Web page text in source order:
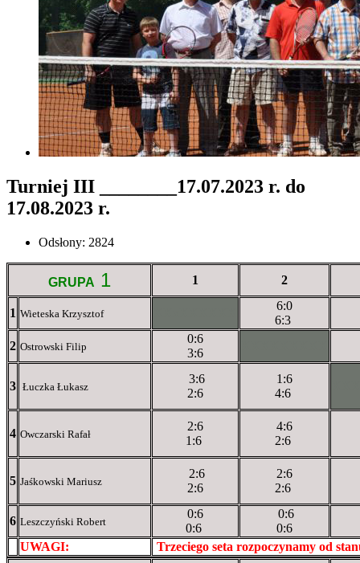
Turniej III ________17.07.2023 r. do
17.08.2023 r.
Odsłony: 2824
GRUPA 1 1 2
1 Wieteska Krzysztof
6:0
6:3
2 Ostrowski Filip
0:6
3:6
3 Łuczka Łukasz
3:6
2:6
1:6
4:6
4 Owczarski Rafał
2:6
1:6
4:6
2:6
5 Jaśkowski Mariusz
2:6
2:6
2:6
2:6
6 Leszczyński Robert
0:6
0:6
0:6
0:6
UWAGI:
Trzeciego seta rozpoczynamy od